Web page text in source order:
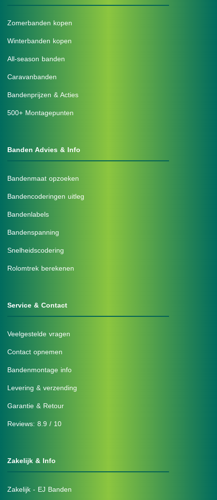
Zomerbanden kopen
Winterbanden kopen
All-season banden
Caravanbanden
Bandenprijzen & Acties
500+ Montagepunten
Banden Advies & Info
Bandenmaat opzoeken
Bandencoderingen uitleg
Bandenlabels
Bandenspanning
Snelheidscodering
Rolomtrek berekenen
Service & Contact
Veelgestelde vragen
Contact opnemen
Bandenmontage info
Levering & verzending
Garantie & Retour
Reviews: 8.9 / 10
Zakelijk & Info
Zakelijk - EJ Banden